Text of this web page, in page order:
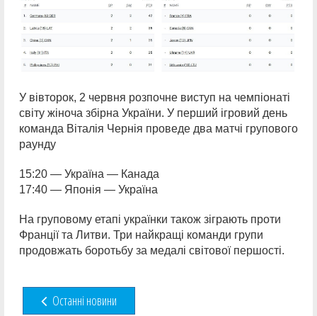
У вівторок, 2 червня розпочне виступ на чемпіонаті
світу жіноча збірна України. У перший ігровий день
команда Віталія Чернія проведе два матчі групового
раунду
15:20 — Україна — Канада
17:40 — Японія — Україна
На груповому етапі українки також зіграють проти
Франції та Литви. Три найкращі команди групи
продовжать боротьбу за медалі світової першості.
Останні новини